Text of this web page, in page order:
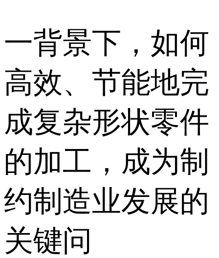
一背景下，如何
高效、节能地完
成复杂形状零件
的加工，成为制
约制造业发展的
关键问